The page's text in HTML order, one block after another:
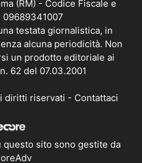
(RM) - Codice Fiscale e
09689341007
testata giornalistica, in
alcuna periodicità. Non
un prodotto editoriale ai
62 del 07.03.2001
diritti riservati - Contattaci
sito sono gestite da